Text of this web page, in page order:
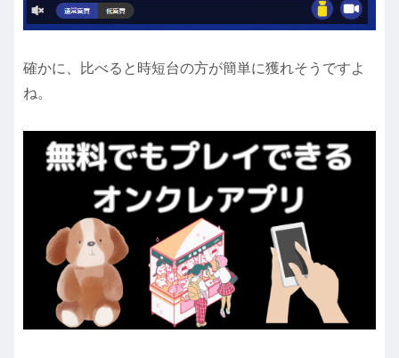
確かに、比べると時短台の方が簡単に獲れそうですよ
ね。